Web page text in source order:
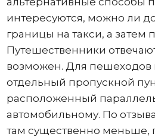
интересуются, можно ли
границы на такси, а затем
Путешественники
возможен. Для пешеходов
отдельный пропускной
расположенный
автомобильному. По
там существенно меньше,